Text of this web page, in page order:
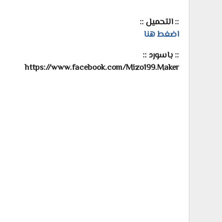
:: التحميل ::
اضغط هنا
:: باسورد ::
https://www.facebook.com/Mizo199.Maker